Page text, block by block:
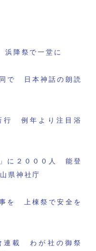
降祭で一堂に
で 日本神話の朗読
行 例年より注目浴
」に２０００人 能登
県神社庁
を 上棟祭で安全を
連載 わが社の御祭